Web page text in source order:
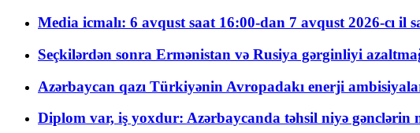
Media icmalı: 6 avqust saat 16:00-dan 7 avqust 2026-cı il
Seçkilərdən sonra Ermənistan və Rusiya gərginliyi
Azərbaycan qazı Türkiyənin Avropadakı enerji
Diplom var, iş yoxdur: Azərbaycanda təhsil niyə gənclərin